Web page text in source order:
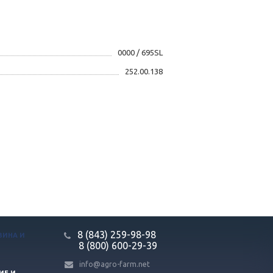
0000 / 695SL
252.00.138
И
8 (843) 259-98-98
8 (800) 600-29-39
info@agro-farm.net